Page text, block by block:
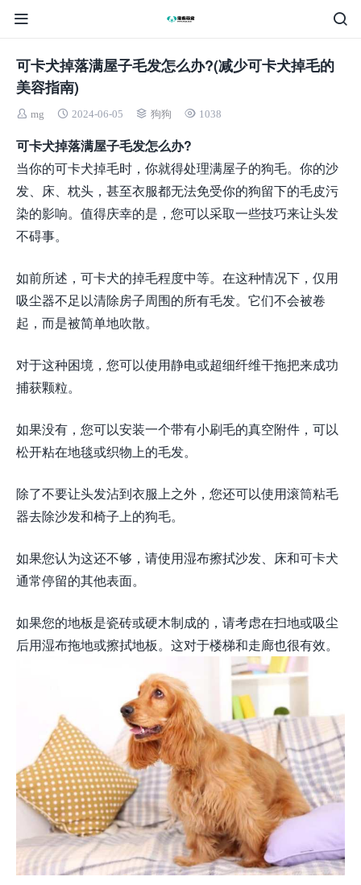
可卡犬掉落满屋子毛发怎么办?(减少可卡犬掉毛的
美容指南)
mg 2024-06-05 狗狗 1038
可卡犬掉落满屋子毛发怎么办?
当你的可卡犬掉毛时，你就得处理满屋子的狗毛。你的沙
发、床、枕头，甚至衣服都无法免受你的狗留下的毛皮污
染的影响。值得庆幸的是，您可以采取一些技巧来让头发
不碍事。
如前所述，可卡犬的掉毛程度中等。在这种情况下，仅用
吸尘器不足以清除房子周围的所有毛发。它们不会被卷
起，而是被简单地吹散。
对于这种困境，您可以使用静电或超细纤维干拖把来成功
捕获颗粒。
如果没有，您可以安装一个带有小刷毛的真空附件，可以
松开粘在地毯或织物上的毛发。
除了不要让头发沾到衣服上之外，您还可以使用滚筒粘毛
器去除沙发和椅子上的狗毛。
如果您认为这还不够，请使用湿布擦拭沙发、床和可卡犬
通常停留的其他表面。
如果您的地板是瓷砖或硬木制成的，请考虑在扫地或吸尘
后用湿布拖地或擦拭地板。这对于楼梯和走廊也很有效。